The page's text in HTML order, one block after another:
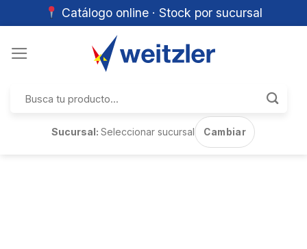
Catálogo online · Stock por sucursal
por:
Sucursal:Seleccionar sucursal Cambiar